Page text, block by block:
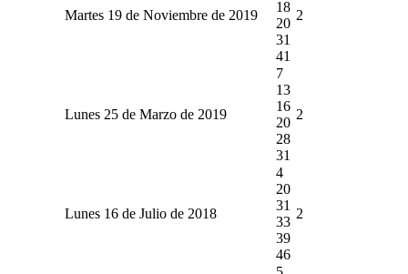
Martes 19 de Noviembre de 2019
18
20
31
41
2
Lunes 25 de Marzo de 2019
7
13
16
20
28
31
2
Lunes 16 de Julio de 2018
4
20
31
33
39
46
2